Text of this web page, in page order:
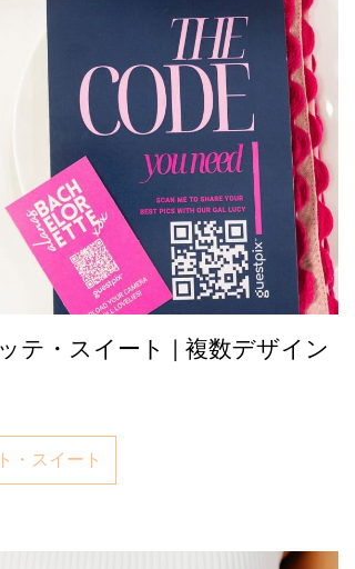
テ・スイート | 複数デザイン
・スイート